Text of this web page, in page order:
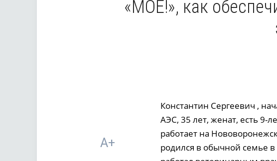
«МОЁ!», как
A+
Константин Сергеевич ,
АЭС, 35 лет, женат, есть 9-
работает на
родился в обычной семье